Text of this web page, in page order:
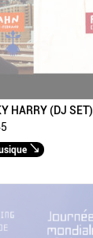
HARRY (DJ SET)